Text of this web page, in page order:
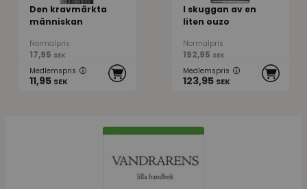
Den kravmärkta
människan
Normalpris
17,95 SEK
Medlemspris
11,95 SEK
I skuggan av en
liten ouzo
Normalpris
192,95 SEK
Medlemspris
123,95 SEK